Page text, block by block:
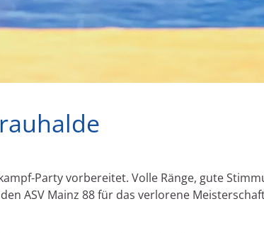
Party vorbereitet. Volle Ränge, gute
ASV Mainz 88 für das verlorene